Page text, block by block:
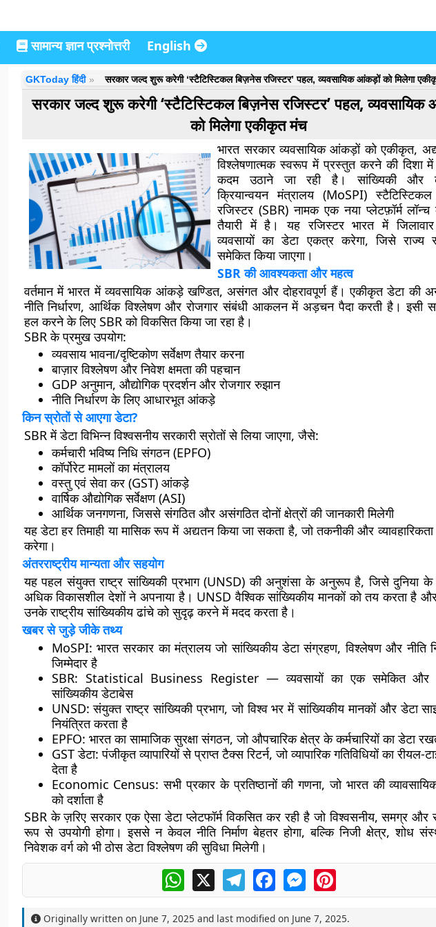
सामान्य ज्ञान प्रश्नोत्तरी English
GKToday हिंदी सरकार जल्द शुरू करेगी ‘स्टैटिस्टिकल बिज़नेस रजिस्टर’ पहल, व्यवसायिक आंकड़ों को मिलेगा
सरकार जल्द शुरू करेगी ‘स्टैटिस्टिकल बिज़नेस रजिस्टर’ पहल, व्यवसायिक
को मिलेगा एकीकृत मंच
भारत सरकार व्यवसायिक आंकड़ों को एकीकृत,
विश्लेषणात्मक स्वरूप में प्रस्तुत करने की दिशा
कदम उठाने जा रही है। सांख्यिकी और
क्रियान्वयन मंत्रालय (MoSPI)
रजिस्टर (SBR)नामक एक नया प्लेटफ़ॉर्म
तैयारी में है। यह रजिस्टर भारत में
व्यवसायों का डेटा एकत्र करेगा, जिसे राज्य
समेकित किया जाएगा।
SBR की आवश्यकता और महत्व
वर्तमान में भारत में व्यवसायिक आंकड़ेखण्डित, असंगत और दोहरावपूर्णहैं। एकीकृत डेटा की
नीति निर्धारण, आर्थिक विश्लेषण और रोजगार संबंधी आकलन में अड़चन पैदा करती है। इसी
हल करने के लिए SBR को विकसित किया जा रहा है।
SBR के प्रमुख उपयोग:
व्यवसाय भावना/दृष्टिकोण सर्वेक्षण तैयार करना
बाज़ार विश्लेषण और निवेश क्षमता की पहचान
GDP अनुमान, औद्योगिक प्रदर्शन और रोजगार रुझान
नीति निर्धारण के लिए आधारभूत आंकड़े
किन स्रोतों से आएगा डेटा?
SBR में डेटा विभिन्न विश्वसनीय सरकारी स्रोतों से लिया जाएगा, जैसे:
कर्मचारी भविष्य निधि संगठन (EPFO)
कॉर्पोरेट मामलों का मंत्रालय
वस्तु एवं सेवा कर (GST)आंकड़े
वार्षिक औद्योगिक सर्वेक्षण (ASI)
आर्थिक जनगणना, जिससे संगठित और असंगठित दोनों क्षेत्रों की जानकारी मिलेगी
यह डेटा हरतिमाही या मासिकरूप में अद्यतन किया जा सकता है, जो तकनीकी और व्यावहारिकता
करेगा।
अंतरराष्ट्रीय मान्यता और सहयोग
यह पहलसंयुक्त राष्ट्र सांख्यिकी प्रभाग (UNSD) की अनुशंसा के अनुरूप है, जिसे दुनिया
अधिक विकासशील देशों ने अपनाया है। UNSD वैश्विक सांख्यिकीय मानकों को तय करता है
उनके राष्ट्रीय सांख्यिकीय ढांचे को सुदृढ़ करने में मदद करता है।
खबर से जुड़े जीके तथ्य
MoSPI: भारत सरकार का मंत्रालय जो सांख्यिकीय डेटा संग्रहण, विश्लेषण और नीति
जिम्मेदार है
SBR: Statistical Business Register — व्यवसायों का एक समेकित और
सांख्यिकीय डेटाबेस
UNSD: संयुक्त राष्ट्र सांख्यिकी प्रभाग, जो विश्व भर में सांख्यिकीय मानकों और डेटा
नियंत्रित करता है
EPFO: भारत का सामाजिक सुरक्षा संगठन, जो औपचारिक क्षेत्र के कर्मचारियों का डेटा
GST डेटा: पंजीकृत व्यापारियों से प्राप्त टैक्स रिटर्न, जो व्यापारिक गतिविधियों का रीयल-
देता है
Economic Census: सभी प्रकार के प्रतिष्ठानों की गणना, जो भारत की
को दर्शाता है
SBR के ज़रिए सरकार एक ऐसा डेटा प्लेटफॉर्म विकसित कर रही है जोविश्वसनीय, समग्र और
रूप से उपयोगीहोगा। इससे न केवल नीति निर्माण बेहतर होगा, बल्कि निजी क्षेत्र, शोध
निवेशक वर्ग को भी ठोस डेटा विश्लेषण की सुविधा मिलेगी।
WhatsApp
X TelegramFacebookMessengerPinterest
Originally written on June 7, 2025 and last modified on June 7, 2025.